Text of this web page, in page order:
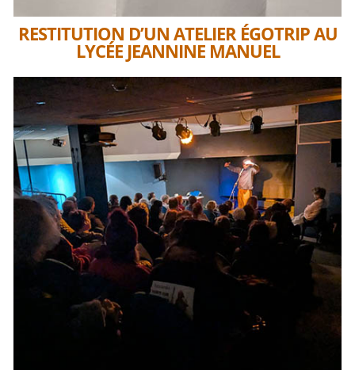
RESTITUTION D’UN ATELIER ÉGOTRIP AU
LYCÉE JEANNINE MANUEL